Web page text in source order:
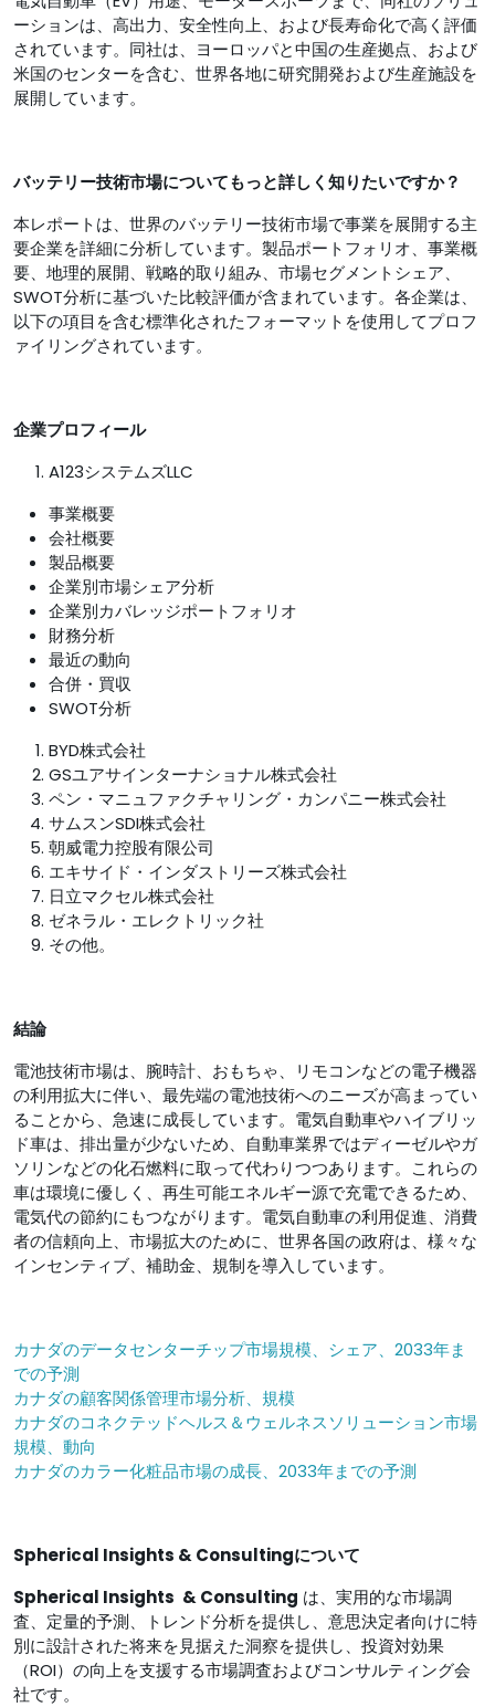
ーションは、高出力、安全性向上、および長寿命化で高く評価
されています。同社は、ヨーロッパと中国の生産拠点、および
米国のセンターを含む、世界各地に研究開発および生産施設を
展開しています。
バッテリー技術市場についてもっと詳しく知りたいですか？
本レポートは、世界のバッテリー技術市場で事業を展開する主
要企業を詳細に分析しています。製品ポートフォリオ、事業概
要、地理的展開、戦略的取り組み、市場セグメントシェア、
SWOT分析に基づいた比較評価が含まれています。各企業は、
以下の項目を含む標準化されたフォーマットを使用してプロフ
ァイリングされています。
企業プロフィール
A123システムズLLC
事業概要
会社概要
製品概要
企業別市場シェア分析
企業別カバレッジポートフォリオ
財務分析
最近の動向
合併・買収
SWOT分析
BYD株式会社
GSユアサインターナショナル株式会社
ペン・マニュファクチャリング・カンパニー株式会社
サムスンSDI株式会社
朝威電力控股有限公司
エキサイド・インダストリーズ株式会社
日立マクセル株式会社
ゼネラル・エレクトリック社
その他。
結論
電池技術市場は、腕時計、おもちゃ、リモコンなどの電子機器
の利用拡大に伴い、最先端の電池技術へのニーズが高まってい
ることから、急速に成長しています。電気自動車やハイブリッ
ド車は、排出量が少ないため、自動車業界ではディーゼルやガ
ソリンなどの化石燃料に取って代わりつつあります。これらの
車は環境に優しく、再生可能エネルギー源で充電できるため、
電気代の節約にもつながります。電気自動車の利用促進、消費
者の信頼向上、市場拡大のために、世界各国の政府は、様々な
インセンティブ、補助金、規制を導入しています。
カナダのデータセンターチップ市場規模、シェア、2033年ま
での予測
カナダの顧客関係管理市場分析、規模
カナダのコネクテッドヘルス＆ウェルネスソリューション市場
規模、動向
カナダのカラー化粧品市場の成長、2033年までの予測
Spherical Insights & Consultingについて
Spherical Insights & Consulting は、実用的な市場調
査、定量的予測、トレンド分析を提供し、意思決定者向けに特
別に設計された将来を見据えた洞察を提供し、投資対効果
（ROI）の向上を支援する市場調査およびコンサルティング会
社です。